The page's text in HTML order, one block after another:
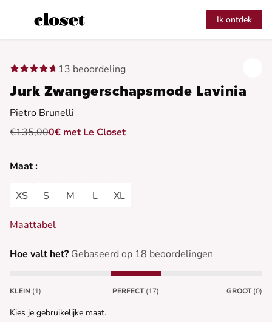
Ik ontdek
13 beoordeling
Jurk Zwangerschapsmode Lavinia
Pietro Brunelli
€135,000€ met Le Closet
Maat :
XS S M L XL
Maattabel
Hoe valt het? Gebaseerd op 18 beoordelingen
KLEIN (1) PERFECT (17) GROOT (0)
Kies je gebruikelijke maat.